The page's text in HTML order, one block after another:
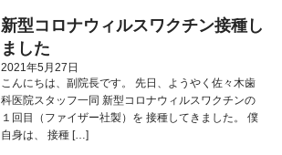
新型コロナウィルスワクチン接種し
ました
2021年5月27日
こんにちは、副院長です。 先日、ようやく佐々木歯
科医院スタッフ一同 新型コロナウィルスワクチンの
１回目（ファイザー社製）を 接種してきました。 僕
自身は、 接種 […]